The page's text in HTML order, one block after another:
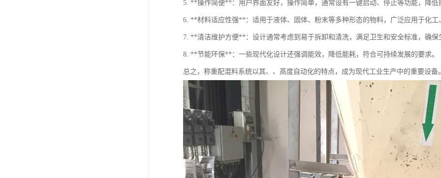
5. **操作简便**：用户界面友好，操作简单，通常设有一键启动、停止等功能，降低
6. **材料适应性强**：适用于液体、固体、粉末等多种形态的物料，广泛应用于化工
7. **清洁维护方便**：设计通常考虑到易于拆卸和清洗，满足卫生和安全标准，确保
8. **节能环保**：一些现代化设计还强调能效，降低能耗，符合可持续发展的要求。
总之，称重配混料系统以其、、高度自动化的特点，成为现代工业生产中的重要设备